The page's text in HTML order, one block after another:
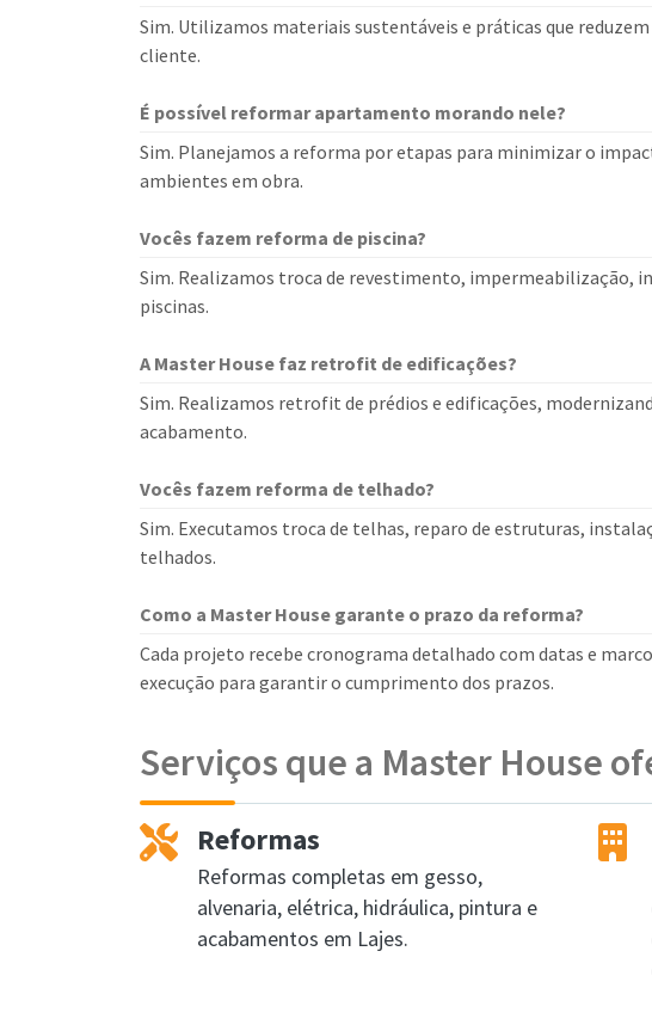
Sim. Utilizamos materiais sustentáveis e práticas que
cliente.
É possível reformar apartamento morando nele?
Sim. Planejamos a reforma por etapas para minimizar o
ambientes em obra.
Vocês fazem reforma de piscina?
Sim. Realizamos troca de revestimento, impermeabilização,
piscinas.
A Master House faz retrofit de edificações?
Sim. Realizamos retrofit de prédios e edificações,
acabamento.
Vocês fazem reforma de telhado?
Sim. Executamos troca de telhas, reparo de estruturas,
telhados.
Como a Master House garante o prazo da reforma?
Cada projeto recebe cronograma detalhado com datas e
execução para garantir o cumprimento dos prazos.
Serviços que a Master House
Reformas
Reformas completas em gesso,
alvenaria, elétrica, hidráulica, pintura e
acabamentos em Lajes.